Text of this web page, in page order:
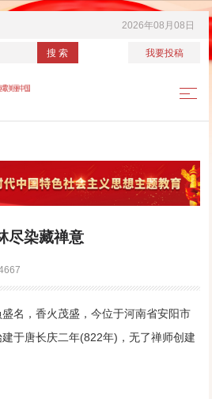
2026年08月08日
搜 索 我要投稿
尽染藏禅意
名，香火茂盛，今位于河南省安阳市
于唐长庆二年(822年)，无了禅师创建